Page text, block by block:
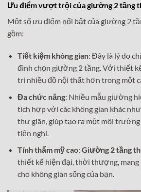
Ưu điểm vượt trội của giường 2 tầng
Một số ưu điểm nổi bật của giường 2
gồm:
Tiết kiệm không gian: Đây là lý do
đình chọn giường 2 tầng. Với thiết
trí nhiều đồ nội thất hơn trong một
Đa chức năng: Nhiều mẫu giường
tích hợp với các không gian khác
thư giãn, giúp tạo ra một môi trường
tiện nghi.
Tính thẩm mỹ cao: Giường 2 tầng
thiết kế hiện đại, thời thượng, mang
cho không gian sống của bạn.